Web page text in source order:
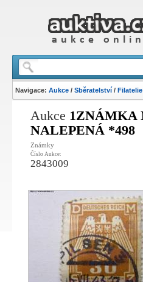
Navigace:Aukce /Sběratelství /Filatelie
Aukce 1ZNÁMKA
NALEPENÁ *498
Známky
Číslo Aukce:
2843009